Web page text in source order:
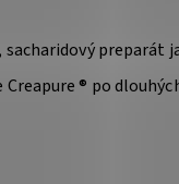
preparát
® po